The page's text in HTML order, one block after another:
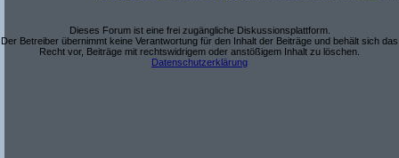
Dieses Forum ist eine frei zugängliche Diskussionsplattform.
Der Betreiber übernimmt keine Verantwortung für den Inhalt der Beiträge und behält sich das
Recht vor, Beiträge mit rechtswidrigem oder anstößigem Inhalt zu löschen.
Datenschutzerklärung